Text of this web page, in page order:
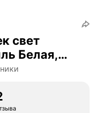
свет
Белая,